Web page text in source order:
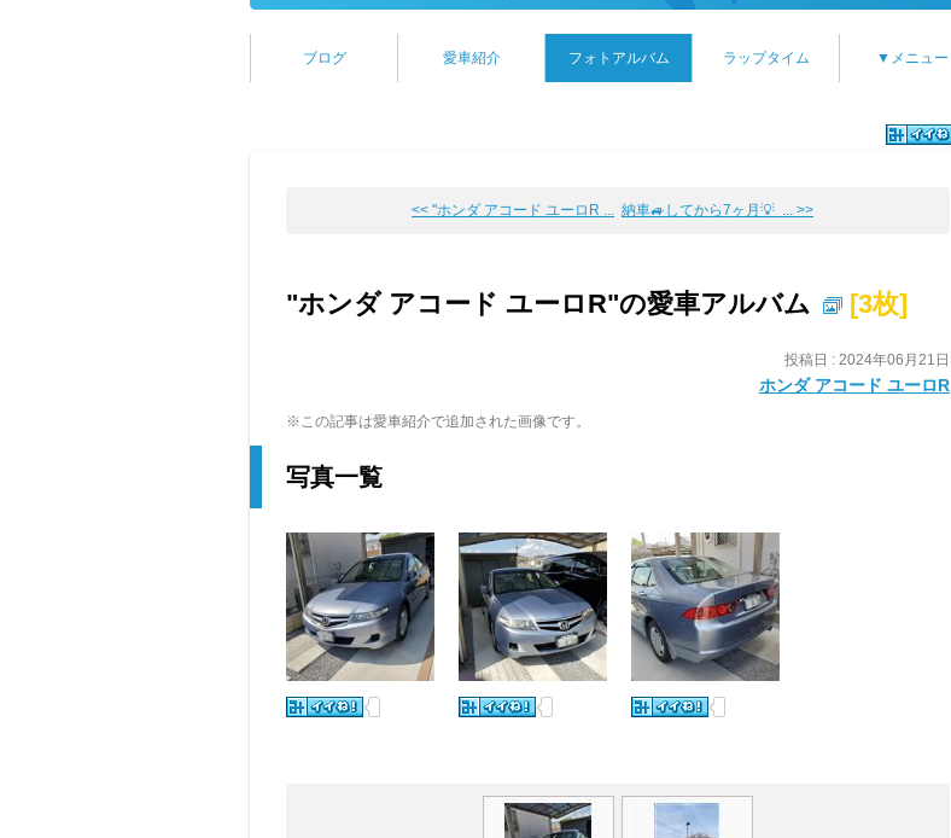
ブログ 愛車紹介 フォトアルバム ラップタイム ▼メニュー
<< "ホンダ アコード ユーロR ... 納車🚙してから7ヶ月💡 ... >>
"ホンダ アコード ユーロR"の愛車アルバム [3枚]
投稿日 : 2024年06月21日
ホンダ アコード ユーロR
※この記事は愛車紹介で追加された画像です。
写真一覧